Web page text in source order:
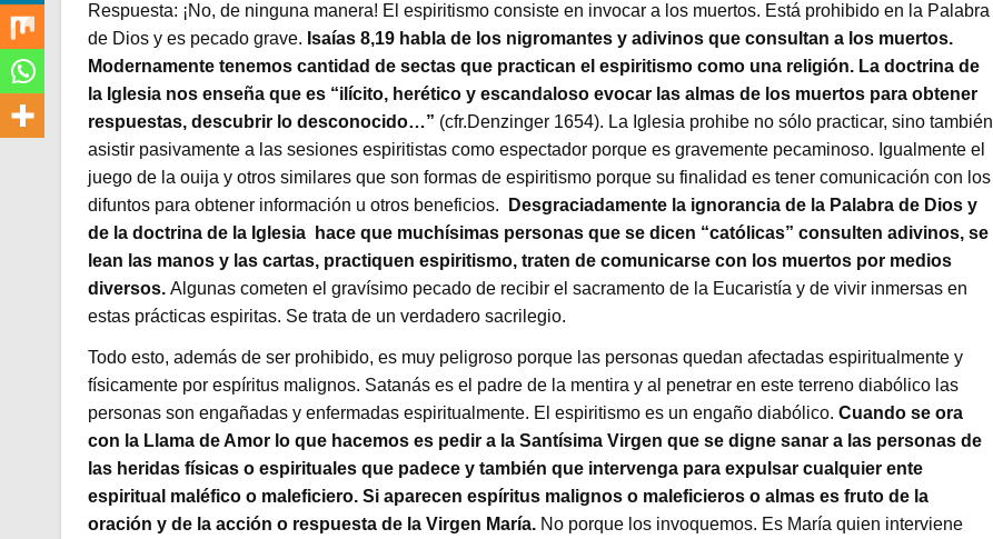
Respuesta: ¡No, de ninguna manera! El espiritismo consiste en invocar a los muertos. Está prohibido en la Palabra
de Dios y es pecado grave. Isaías 8,19 habla de los nigromantes y adivinos que consultan a los muertos.
Modernamente tenemos cantidad de sectas que practican el espiritismo como una religión. La doctrina de
la Iglesia nos enseña que es “ilícito, herético y escandaloso evocar las almas de los muertos para obtener
respuestas, descubrir lo desconocido…” (cfr.Denzinger 1654). La Iglesia prohibe no sólo practicar, sino también
asistir pasivamente a las sesiones espiritistas como espectador porque es gravemente pecaminoso. Igualmente el
juego de la ouija y otros similares que son formas de espiritismo porque su finalidad es tener comunicación con los
difuntos para obtener información u otros beneficios.
Desgraciadamente la ignorancia de la Palabra de Dios y
de la doctrina de la Iglesia hace que muchísimas personas que se dicen “católicas” consulten adivinos, se
lean las manos y las cartas, practiquen espiritismo, traten de comunicarse con los muertos por medios
diversos. Algunas cometen el gravísimo pecado de recibir el sacramento de la Eucaristía y de vivir inmersas en
estas prácticas espiritas. Se trata de un verdadero sacrilegio.
Todo esto, además de ser prohibido, es muy peligroso porque las personas quedan afectadas espiritualmente y
físicamente por espíritus malignos. Satanás es el padre de la mentira y al penetrar en este terreno diabólico las
personas son engañadas y enfermadas espiritualmente. El espiritismo es un engaño diabólico. Cuando se ora
con la Llama de Amor lo que hacemos es pedir a la Santísima Virgen que se digne sanar a las personas de
las heridas físicas o espirituales que padece y también que intervenga para expulsar cualquier ente
espiritual maléfico o maleficiero. Si aparecen espíritus malignos o maleficieros o almas es fruto de la
oración y de la acción o respuesta de la Virgen María.No porque los invoquemos. Es María quien interviene